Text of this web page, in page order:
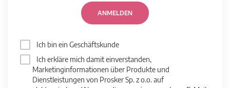
ANMELDEN
Ich bin ein Geschäftskunde
Ich erkläre mich damit einverstanden,
Marketinginformationen über Produkte und
Dienstleistungen von Prosker Sp. z o.o. auf